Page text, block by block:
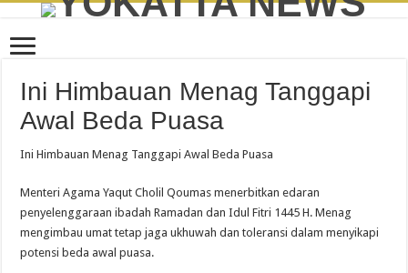
Ini Himbauan Menag Tanggapi
Awal Beda Puasa
Ini Himbauan Menag Tanggapi Awal Beda Puasa
Menteri Agama Yaqut Cholil Qoumas menerbitkan edaran
penyelenggaraan ibadah Ramadan dan Idul Fitri 1445 H. Menag
mengimbau umat tetap jaga ukhuwah dan toleransi dalam menyikapi
potensi beda awal puasa.